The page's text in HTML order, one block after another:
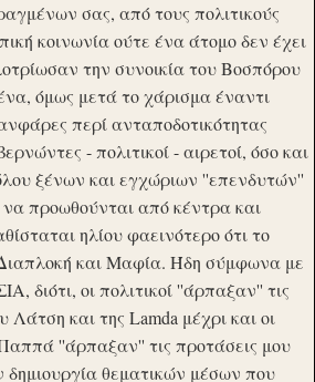
σας, από τους πολιτικούς
κοινωνία ούτε ένα άτομο δεν έχει
την συνοικία του Βοσπόρου
όμως μετά το χάρισμα έναντι
περί ανταποδοτικότητας
- πολιτικοί - αιρετοί, όσο και
ξένων και εγχώριων ''επενδυτών''
προωθούνται από κέντρα και
ηλίου φαεινότερο ότι το
και Μαφία. Ήδη σύμφωνα με
διότι, οι πολιτικοί ''άρπαξαν'' τις
και της Lamda μέχρι και οι
''άρπαξαν'' τις προτάσεις μου
θεματικών μέσων που